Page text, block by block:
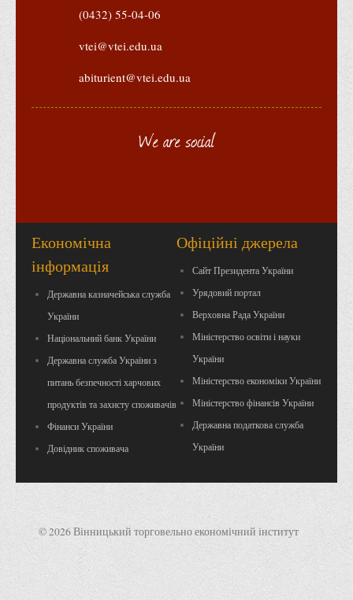
(0432) 55-04-06
vtei@vtei.edu.ua
abiturient@vtei.edu.ua
We are social
Економічна
інформація
Державна казначейська служба
України
Національний банк України
Державна служба України з
питань безпечності харчових
продуктів та захисту споживачів
Фінанси України
Довідник споживача
Офіційні джерела
Сайт Президента України
Урядовий портал
Верховна Рада України
Міністерство освіти і науки
України
Міністерство економіки України
Міністерство фінансів України
Державна податкова служба
України
© 2026 Вінницький торговельно економічний інститут